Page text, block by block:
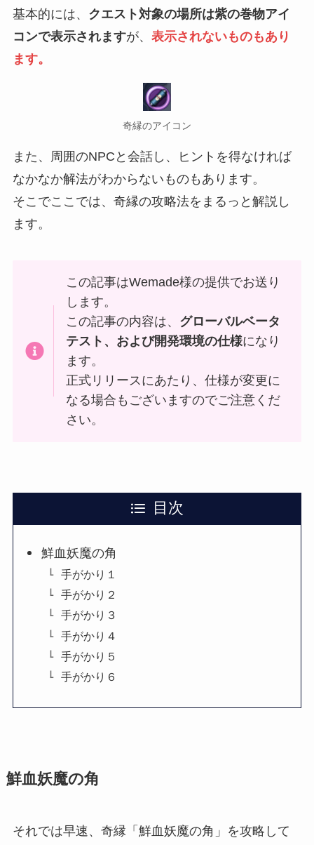
基本的には、 クエスト対象の場所は紫の巻物アイ
コンで表示されますが、 表示されないものもあり
ます。
奇縁のアイコン
また、周囲のNPCと会話し、ヒントを得なければ
なかなか解法がわからないものもあります。
そこでここでは、奇縁の攻略法をまるっと解説し
ます。
この記事はWemade様の提供でお送り
します。
この記事の内容は、 グローバルベータ
テスト、および開発環境の仕様になり
ます。
正式リリースにあたり、仕様が変更に
なる場合もございますのでご注意くだ
さい。
目次
鮮血妖魔の角
手がかり１
手がかり２
手がかり３
手がかり４
手がかり５
手がかり６
鮮血妖魔の角
それでは早速、奇縁「鮮血妖魔の角」を攻略して